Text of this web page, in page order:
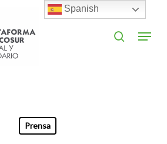
Menu
Prensa
Close
Spanish